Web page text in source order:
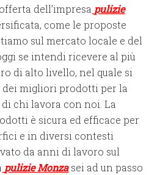
dell’impresa pulizie
come le proposte
sul mercato locale e del
se intendi ricevere al più
di alto livello, nel quale si
migliori prodotti per la
chi lavora con noi. La
è sicura ed efficace per
e in diversi contesti
da anni di lavoro sul
pulizie Monzasei ad un passo